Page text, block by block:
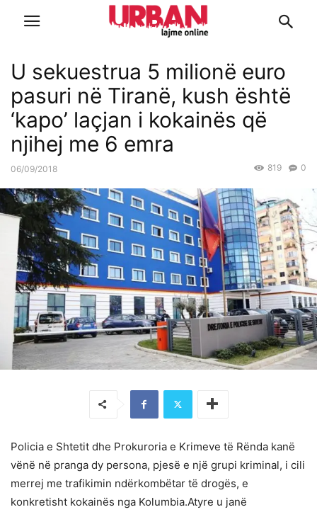
U sekuestrua 5 milionë euro
pasuri në Tiranë, kush është
‘kapo’ laçjan i kokainës që
njihej me 6 emra
06/09/2018 0
819
Policia e Shtetit dhe Prokuroria e Krimeve të Rënda kanë
vënë në pranga dy persona, pjesë e një grupi kriminal, i cili
merrej me trafikimin ndërkombëtar të drogës, e
konkretisht kokainës nga Kolumbia.Atyre u janë